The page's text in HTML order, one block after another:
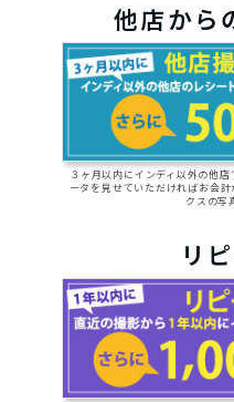
他店から
３ヶ月以内にインディ以外の他
ータを見せていただければお会
クスの写
リ